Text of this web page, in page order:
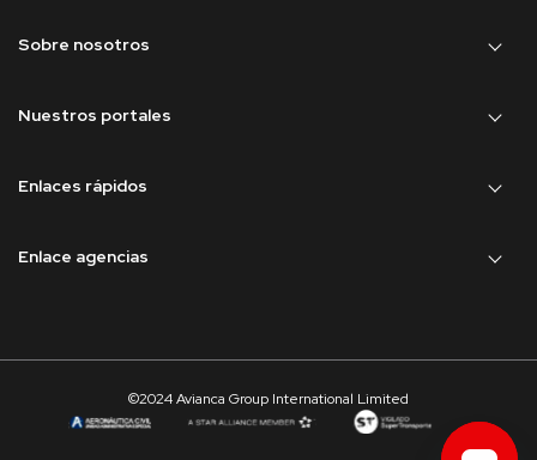
Sobre nosotros
Nuestros portales
Enlaces rápidos
Enlace agencias
©2024 Avianca Group International Limited